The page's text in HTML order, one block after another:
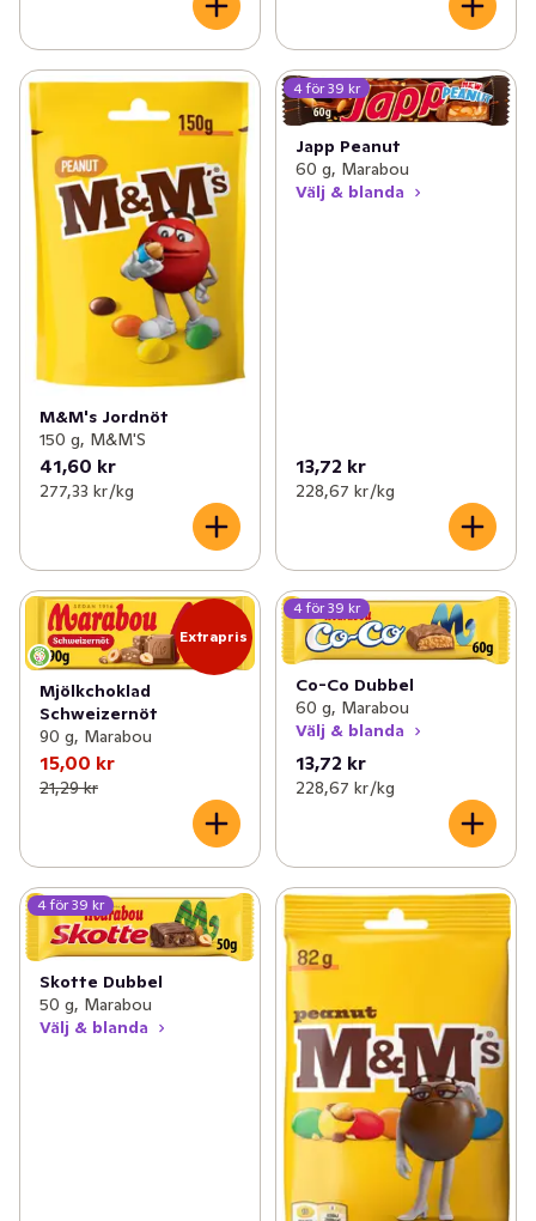
M&M's Jordnöt
150 g, M&M'S
41,60 kr
277,33 kr /kg
4 för 39 kr
Japp Peanut
60 g, Marabou
Välj & blanda
13,72 kr
228,67 kr /kg
Extrapris
Mjölkchoklad
Schweizernöt
90 g, Marabou
15,00 kr
21,29 kr
4 för 39 kr
Co-Co Dubbel
60 g, Marabou
Välj & blanda
13,72 kr
228,67 kr /kg
4 för 39 kr
Skotte Dubbel
50 g, Marabou
Välj & blanda